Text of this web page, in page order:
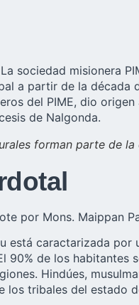
sociedad misionera
a partir de la década
del PIME, dio
de Nalgonda.
forman parte de
por Mons. Maippan
está caractarizada
90% de los
Hindúes,
los tribales del estado